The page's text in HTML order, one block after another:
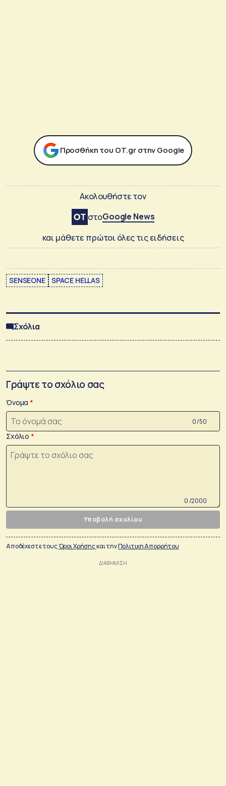
Προσθήκη του ΟΤ.gr στην Google
Ακολουθήστε τον
στοGoogle News
και μάθετε πρώτοι όλες τις ειδήσεις
SENSEONE SPACE HELLAS
Σχόλια
Γράψτε το σχόλιο σας
Όνομα
0 /50
Σχόλιο
0 /2000
Υποβολή σχολίου
Αποδέχεστε τουςΌροι Χρήσηςκαι τηνΠολιτικη Απορρήτου